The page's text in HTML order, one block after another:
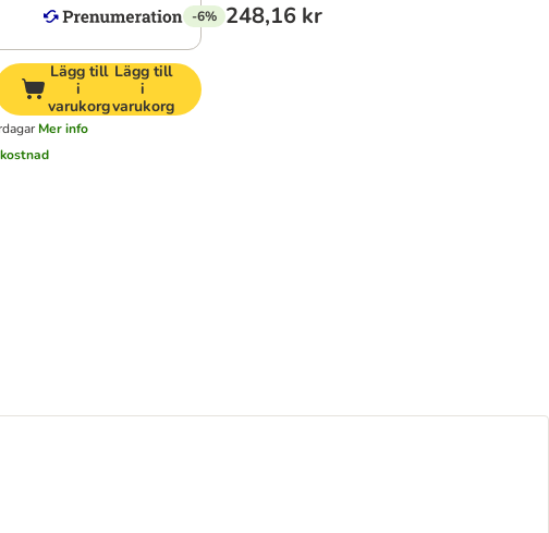
-6% 248,16 kr
Lägg till
i
varukorg
Lägg till
i
varukorg
Mer info